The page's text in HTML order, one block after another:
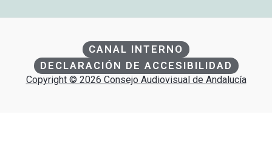
CANAL INTERNO
DECLARACIÓN DE ACCESIBILIDAD
Copyright © 2026 Consejo Audiovisual de Andalucía